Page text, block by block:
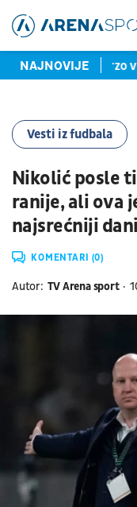
NAJNOVIJE
Medojević se brzo
Vesti iz fudbala
Nikolić posle
ranije, ali ova
najsrećniji
KOMENTARI (0)
Autor: TV Arena sport